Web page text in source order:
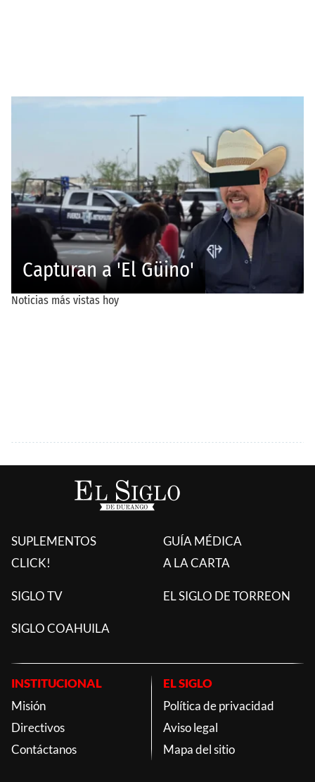
SUPLEMENTOS
CLICK!
GUÍA MÉDICA
A LA CARTA
SIGLO TV EL SIGLO DE TORREON
SIGLO COAHUILA
INSTITUCIONAL
Misión
Directivos
Contáctanos
EL SIGLO
Política de privacidad
Aviso legal
Mapa del sitio